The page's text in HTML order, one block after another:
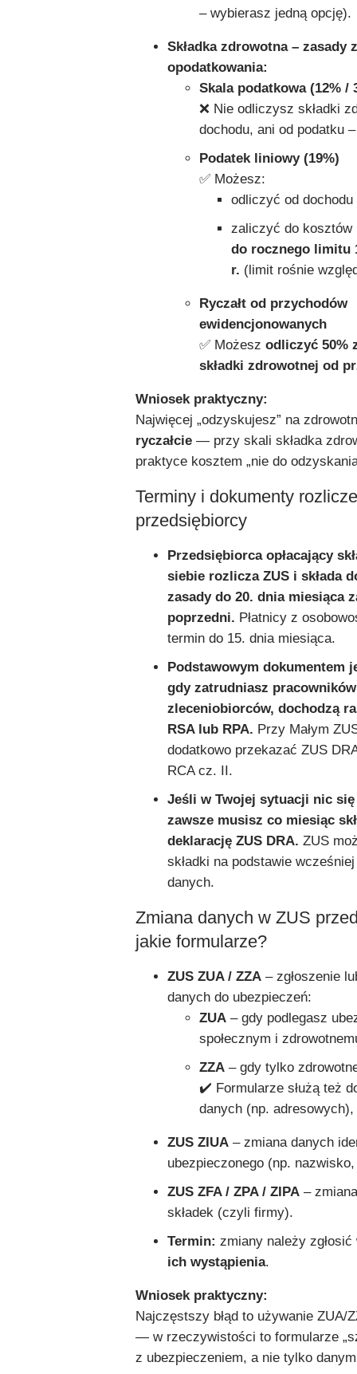
– wybierasz jedną opcję).
Składka zdrowotna – zasady
opodatkowania:
Skala podatkowa (12% /
❌ Nie odliczysz składki
dochodu, ani od podatku
Podatek liniowy (19%)
✅ Możesz:
odliczyć od dochodu
zaliczyć do kosztów
do rocznego limitu
r. (limit rośnie
Ryczałt od przychodów
ewidencjonowanych
✅ Możesz odliczyć 50%
składki zdrowotnej od
Wniosek praktyczny:
Najwięcej „odzyskujesz” na
ryczałcie — przy skali składka
praktyce kosztem „nie do
Terminy i dokumenty
przedsiębiorcy
Przedsiębiorca opłacający
siebie rozlicza ZUS i składa
zasady do 20. dnia miesiąca
poprzedni. Płatnicy z
termin do 15. dnia miesiąca.
Podstawowym dokumentem
gdy zatrudniasz
zleceniobiorców, dochodzą
RSA lub RPA. Przy Małym
dodatkowo przekazać ZUS
RCA cz. II.
Jeśli w Twojej sytuacji nic
zawsze musisz co miesiąc
deklarację ZUS DRA. ZUS
składki na podstawie
danych.
Zmiana danych w ZUS
jakie formularze?
ZUS ZUA / ZZA – zgłoszenie
danych do ubezpieczeń:
ZUA – gdy podlegasz
społecznym i
ZZA – gdy tylko
✔️ Formularze służą też
danych (np.
ZUS ZIUA – zmiana danych
ubezpieczonego (np.
ZUS ZFA / ZPA / ZIPA –
składek (czyli firmy).
Termin: zmiany należy zgłosić
ich wystąpienia.
Wniosek praktyczny:
Najczęstszy błąd to używanie ZUA/
— w rzeczywistości to formularze
z ubezpieczeniem, a nie tylko